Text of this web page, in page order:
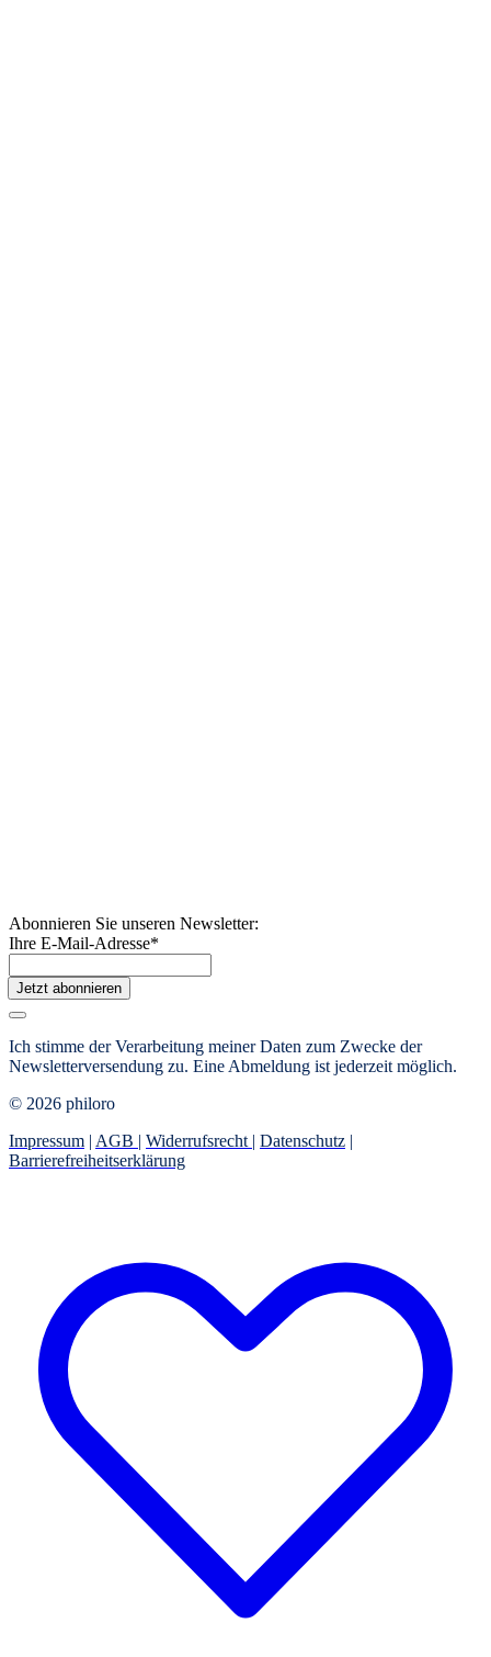
Abonnieren Sie unseren Newsletter:
Ihre E-Mail-Adresse*
Jetzt abonnieren
Ich stimme der Verarbeitung meiner Daten zum Zwecke der
Newsletterversendung zu. Eine Abmeldung ist jederzeit möglich.
© 2026 philoro
Impressum | AGB | Widerrufsrecht | Datenschutz |
Barrierefreiheitserklärung